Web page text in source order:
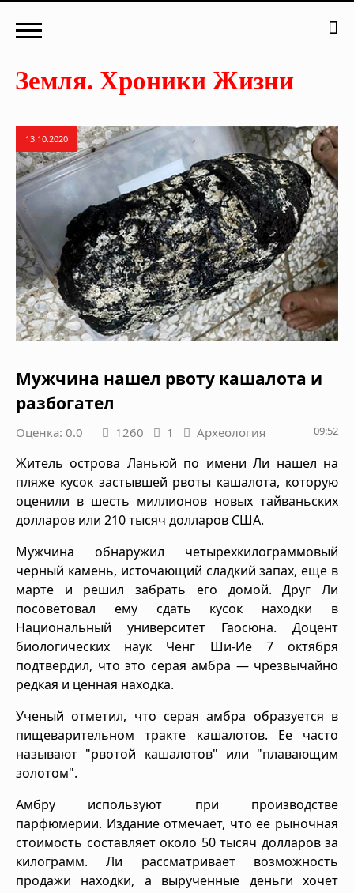
13.10.2020
Мужчина нашел рвоту кашалота и
разбогател
Оценка: 0.0 1260 1 Археология 09:52
Житель острова Ланьюй по имени Ли нашел на
пляже кусок застывшей рвоты кашалота, которую
оценили в шесть миллионов новых тайваньских
долларов или 210 тысяч долларов США.
Мужчина обнаружил четырехкилограммовый
черный камень, источающий сладкий запах, еще в
марте и решил забрать его домой. Друг Ли
посоветовал ему сдать кусок находки в
Национальный университет Гаосюна. Доцент
биологических наук Ченг Ши-Ие 7 октября
подтвердил, что это серая амбра — чрезвычайно
редкая и ценная находка.
Ученый отметил, что серая амбра образуется в
пищеварительном тракте кашалотов. Ее часто
называют "рвотой кашалотов" или "плавающим
золотом".
Амбру используют при производстве
парфюмерии. Издание отмечает, что ее рыночная
стоимость составляет около 50 тысяч долларов за
килограмм. Ли рассматривает возможность
продажи находки, а вырученные деньги хочет